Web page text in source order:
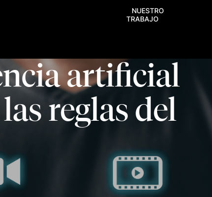
NUESTRO
TRABAJO
artificial
reglas del